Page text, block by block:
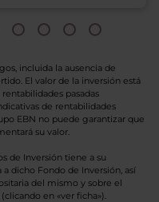
incluida la ausencia de
El valor de la inversión está
pasadas
de rentabilidades
EBN no puede garantizar que
su valor.
de Inversión tiene a su
dicho Fondo de Inversión, así
del mismo y sobre el
en «ver ficha»).